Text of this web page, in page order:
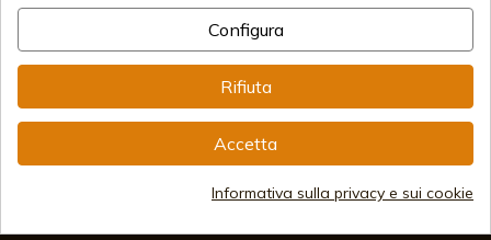
Informazione
info@aceros-de-hispania.com
Configura
Rifiuta
Accetta
Informativa sulla privacy e sui cookie